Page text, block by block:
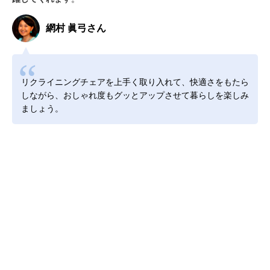
網村 眞弓さん
リクライニングチェアを上手く取り入れて、快適さをもたら
しながら、おしゃれ度もグッとアップさせて暮らしを楽しみ
ましょう。